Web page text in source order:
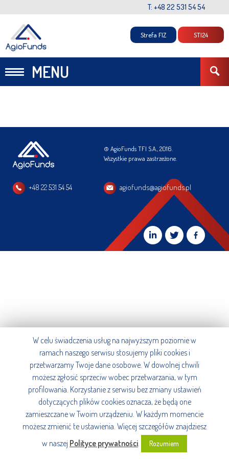
T: +48 22 531 54 54
MENU
Strefa FIZ STI24
© AgioFunds TFI S.A., 2016.
Wszystkie prawa zastrzeżone.
+48 22 531 54 54 agiofunds@agiofunds.pl
W celu świadczenia usług na najwyższym poziomie w
ramach naszego serwisu stosujemy pliki cookies i
przetwarzamy Twoje dane osobowe. W dowolnej chwili
możesz zgłosić sprzeciw wobec przetwarzania, w tym
profilowania. Korzystanie z serwisu bez zmiany ustawień
dotyczących plików cookies oznacza, że będą one
zamieszczane w Twoim urządzeniu. W każdym momencie
możesz zmienić te ustawienia. Więcej szczegółów znajdziesz
w naszej Polityce prywatności. Rozumiem